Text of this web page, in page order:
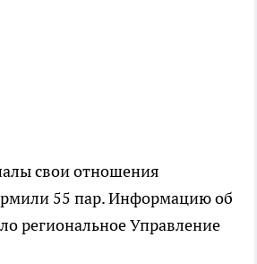
свои отношения
55 пар. Информацию об
региональное Управление